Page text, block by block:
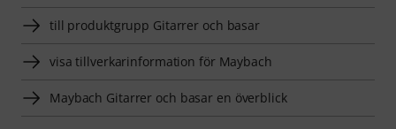
till produktgrupp Gitarrer och basar
visa tillverkarinformation för Maybach
Maybach Gitarrer och basar en överblick